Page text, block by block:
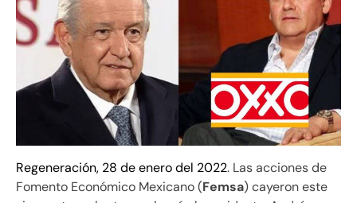
Regeneración, 28 de enero del 2022. Las acciones de
Fomento Económico Mexicano (Femsa) cayeron este